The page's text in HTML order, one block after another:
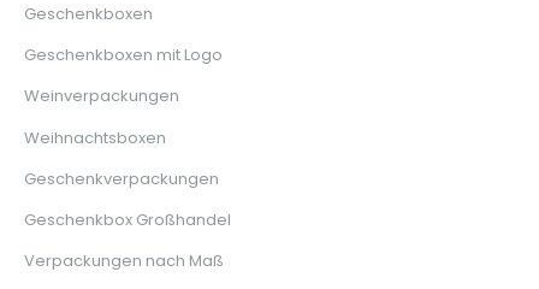
Geschenkboxen
Geschenkboxen mit Logo
Weinverpackungen
Weihnachtsboxen
Geschenkverpackungen
Geschenkbox Großhandel
Verpackungen nach Maß